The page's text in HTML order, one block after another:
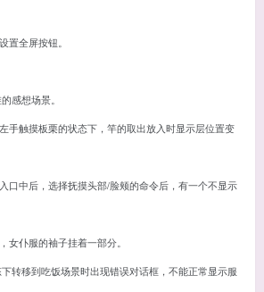
置全屏按钮。
感想场景。
手触摸板栗的状态下，竿的取出放入时显示层位置变
口中后，选择抚摸头部/脸颊的命令后，有一个不显示
女仆服的袖子挂着一部分。
转移到吃饭场景时出现错误对话框，不能正常显示服